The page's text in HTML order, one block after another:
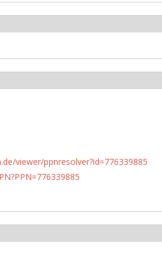
viewer/ppnresolver?id=776339885